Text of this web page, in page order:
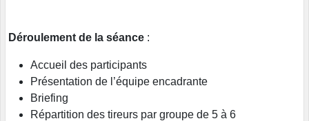
Déroulement de la séance :
Accueil des participants
Présentation de l’équipe encadrante
Briefing
Répartition des tireurs par groupe de 5 à 6